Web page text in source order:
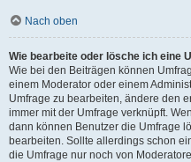
Nach oben
Wie bearbeite oder lösche ich eine
Wie bei den Beiträgen können
einem Moderator oder einem
Umfrage zu bearbeiten, ändere den
immer mit der Umfrage verknüpft.
dann können Benutzer die Umfrage
bearbeiten. Sollte allerdings schon
die Umfrage nur noch von